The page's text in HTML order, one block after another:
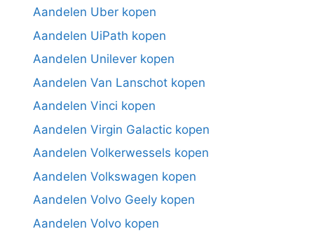
Aandelen Uber kopen
Aandelen UiPath kopen
Aandelen Unilever kopen
Aandelen Van Lanschot kopen
Aandelen Vinci kopen
Aandelen Virgin Galactic kopen
Aandelen Volkerwessels kopen
Aandelen Volkswagen kopen
Aandelen Volvo Geely kopen
Aandelen Volvo kopen